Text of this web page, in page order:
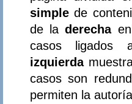
simplede
de laderecha
casos ligados
izquierda
casos son
permiten la